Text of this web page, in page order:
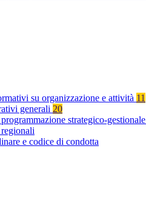
su organizzazione e attività 11
generali 20
strategico-gestionale
e codice di condotta